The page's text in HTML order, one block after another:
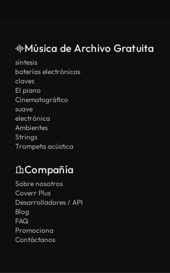
Música de Archivo Gratuita
síntesis
baterías electrónicas
claves
El piano
Cinematográfico
suave
electrónica
Ambientes
Strings
Trompeta acústica
Compañía
Sobre nosotros
Coverr Plus
Desarrolladores / API
Blog
FAQ
Promociona
Contáctanos